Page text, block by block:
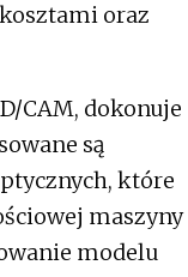
oraz
CAM, dokonuje
są
które
maszyny
modelu